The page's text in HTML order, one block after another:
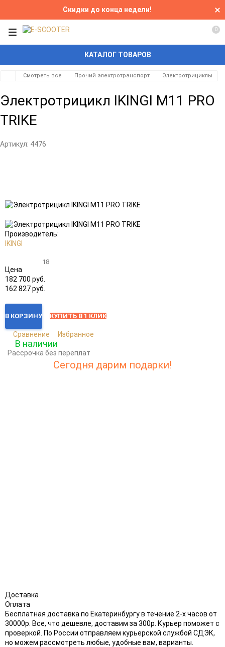
Скидки до конца недели!
КАТАЛОГ ТОВАРОВ
0
Смотреть все Прочий электротранспорт Электротрициклы
Электротрицикл IKINGI M11 PRO
TRIKE
Артикул: 4476
в
избранное
к
сравнению
Производитель:
IKINGI
18
Цена
182 700 руб.
162 827 руб.
В КОРЗИНУ КУПИТЬ В 1 КЛИК
Сравнение Избранное
В наличии
Рассрочка без переплат
Сегодня дарим подарки!
Доставка
Оплата
Бесплатная доставка по Екатеринбургу в течение 2-х часов от
30000р. Все, что дешевле, доставим за 300р. Курьер поможет с
проверкой. По России отправляем курьерской службой СДЭК,
но можем рассмотреть любые, удобные вам, варианты.